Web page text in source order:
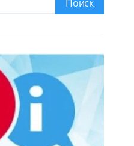
Поиск